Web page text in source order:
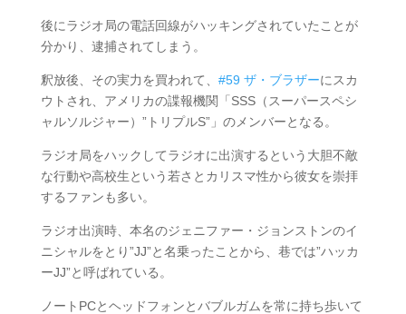
後にラジオ局の電話回線がハッキングされていたことが
分かり、逮捕されてしまう。
釈放後、その実力を買われて、 #59 ザ・ブラザーにスカ
ウトされ、アメリカの諜報機関「SSS（スーパースペシ
ャルソルジャー）”トリプルS”」のメンバーとなる。
ラジオ局をハックしてラジオに出演するという大胆不敵
な行動や高校生という若さとカリスマ性から彼女を崇拝
するファンも多い。
ラジオ出演時、本名のジェニファー・ジョンストンのイ
ニシャルをとり”JJ”と名乗ったことから、巷では”ハッカ
ーJJ”と呼ばれている。
ノートPCとヘッドフォンとバブルガムを常に持ち歩いて